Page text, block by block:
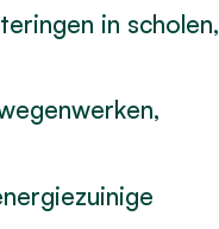
in scholen,